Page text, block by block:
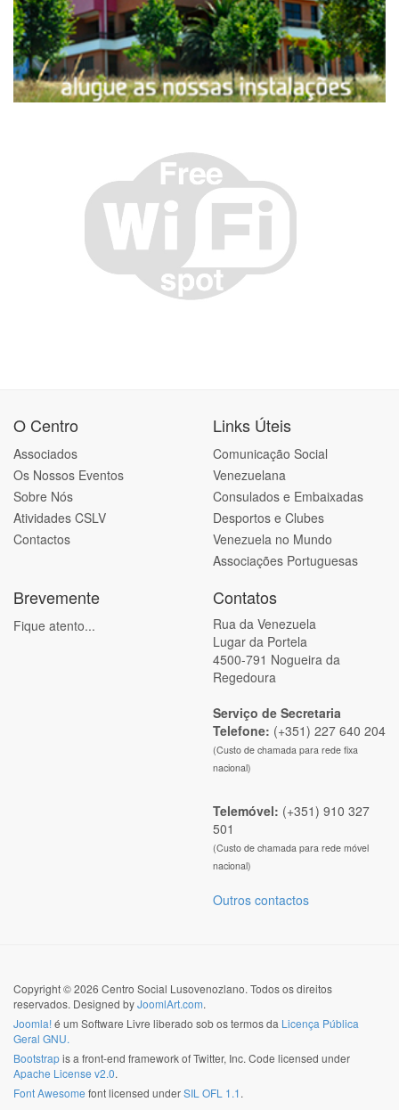
O Centro
Associados
Os Nossos Eventos
Sobre Nós
Atividades CSLV
Contactos
Links Úteis
Comunicação Social
Venezuelana
Consulados e Embaixadas
Desportos e Clubes
Venezuela no Mundo
Associações Portuguesas
Brevemente
Fique atento...
Contatos
Rua da Venezuela
Lugar da Portela
4500-791 Nogueira da
Regedoura
Serviço de Secretaria
Telefone: (+351) 227 640 204
(Custo de chamada para rede fixa
nacional)
Telemóvel: (+351) 910 327
501
(Custo de chamada para rede móvel
nacional)
Outros contactos
Copyright © 2026 Centro Social Lusovenozlano. Todos os direitos
reservados. Designed byJoomlArt.com.
Joomla!é um Software Livre liberado sob os termos da Licença Pública
Geral GNU.
Bootstrapis a front-end framework of Twitter, Inc. Code licensed under
Apache License v2.0.
Font Awesome font licensed underSIL OFL 1.1.